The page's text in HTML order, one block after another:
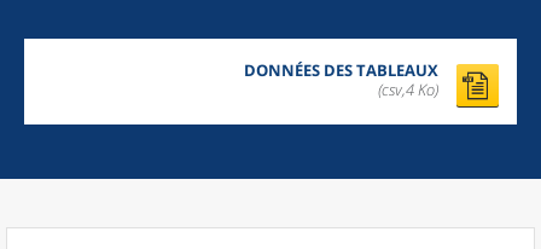
DONNÉES DES TABLEAUX
(csv,4 Ko)